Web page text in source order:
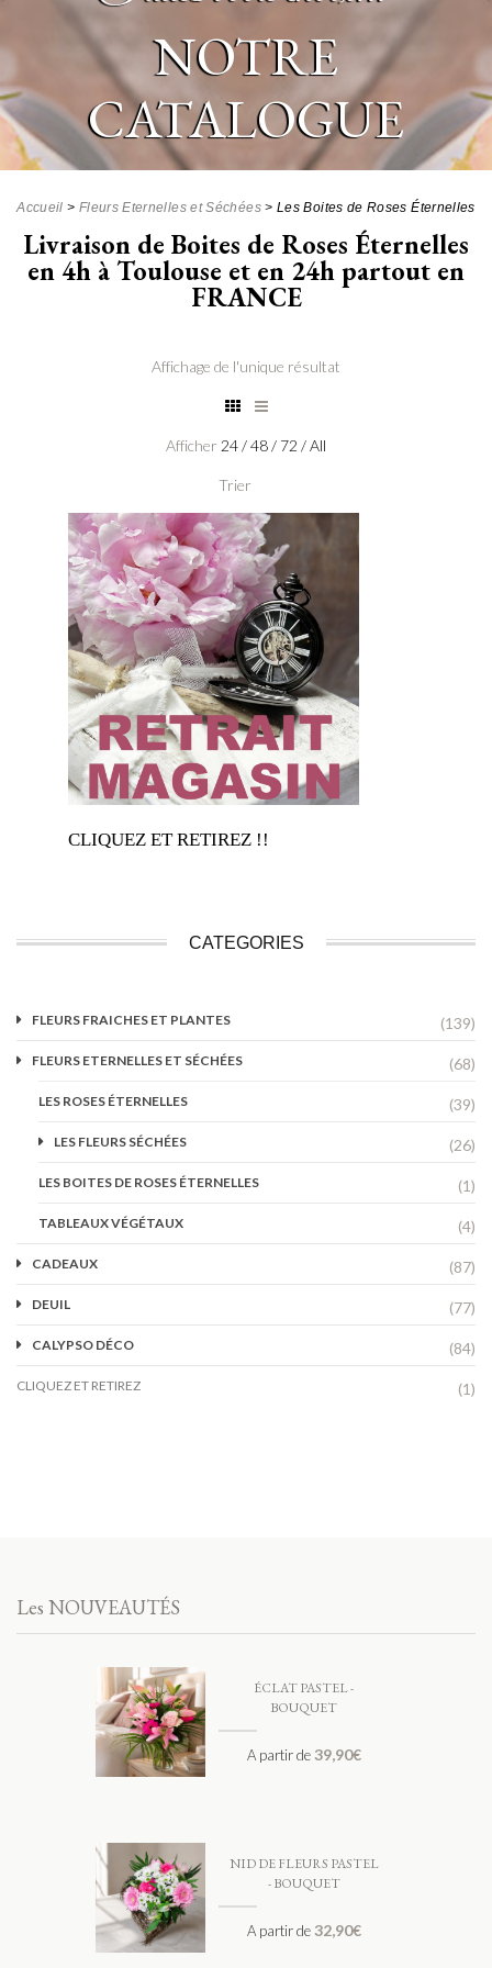
NOTRE
CATALOGUE
Accueil > Fleurs Eternelles et Séchées> Les Boites de Roses Éternelles
Livraison de Boites de Roses Éternelles
en 4h à Toulouse et en 24h partout en
FRANCE
Affichage de l'unique résultat
Afficher 24/48/ 72 /All
Trier
CLIQUEZ ET RETIREZ !!
CATEGORIES
FLEURS FRAICHES ET PLANTES (139)
FLEURS ETERNELLES ET SÉCHÉES (68)
LES ROSES ÉTERNELLES (39)
LES FLEURS SÉCHÉES (26)
LES BOITES DE ROSES ÉTERNELLES (1)
TABLEAUX VÉGÉTAUX (4)
CADEAUX (87)
DEUIL (77)
CALYPSO DÉCO (84)
CLIQUEZ ET RETIREZ (1)
Les NOUVEAUTÉS
ÉCLAT PASTEL -
BOUQUET
A partir de 39,90€
NID DE FLEURS PASTEL
- BOUQUET
A partir de 32,90€